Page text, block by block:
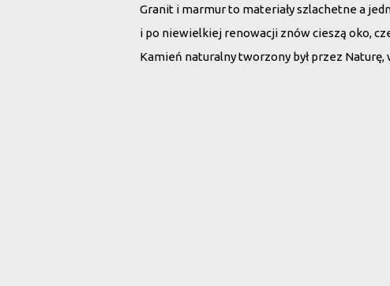
Granit i marmur to materiały szlachetne a
i po niewielkiej renowacji znów cieszą oko,
Kamień naturalny tworzony był przez